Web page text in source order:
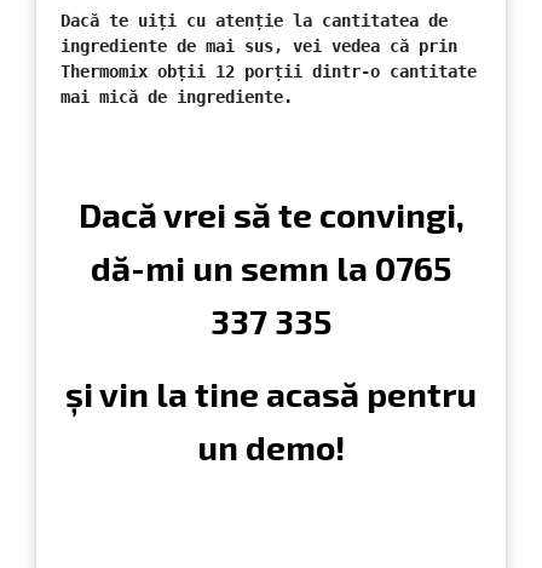
Dacă te uiți cu atenție la cantitatea de
ingrediente de mai sus, vei vedea că prin
Thermomix obții 12 porții dintr-o cantitate
mai mică de ingrediente.
Dacă vrei să te convingi,
dă-mi un semn la 0765
337 335
și vin la tine acasă pentru
un demo!